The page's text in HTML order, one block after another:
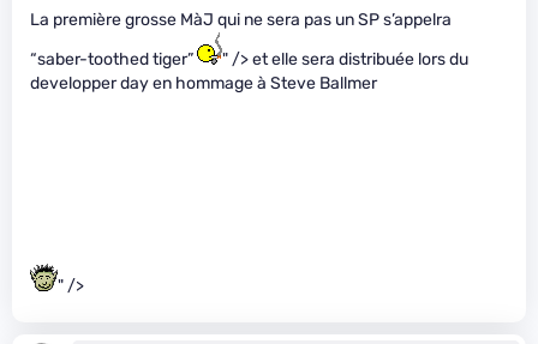
La première grosse MàJ qui ne sera pas un SP s’appelra
“saber-toothed tiger”
" /> et elle sera distribuée lors du
developper day en hommage à Steve Ballmer
" />